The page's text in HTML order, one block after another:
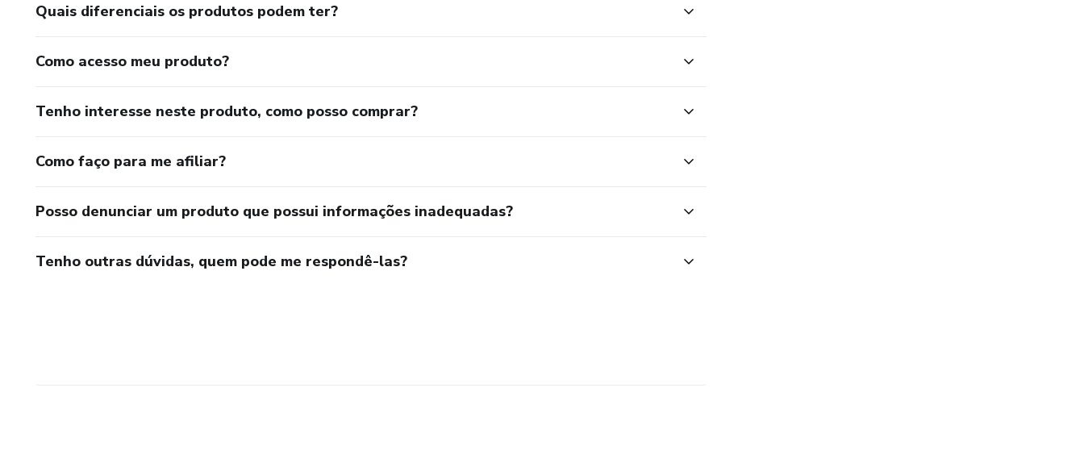
Quais diferenciais os produtos podem ter?
Como acesso meu produto?
Tenho interesse neste produto, como posso comprar?
Como faço para me afiliar?
Posso denunciar um produto que possui informações inadequadas?
Tenho outras dúvidas, quem pode me respondê-las?